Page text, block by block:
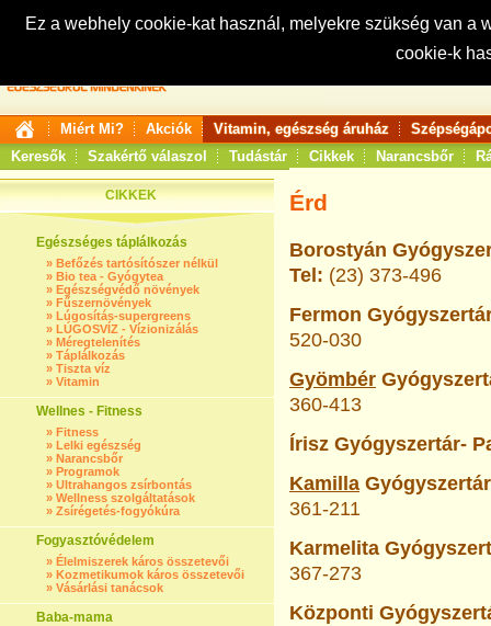
Ez a webhely cookie-kat használ, melyekre szükség van
cookie-k
Keresés:
Miért Mi? Akciók Vitamin, egészség áruház
Keresők
Szakértő válaszol Tudástár Cikkek Narancsbőr
CIKKEK
Egészséges táplálkozás
» Befőzés tartósítószer nélkül
» Bio tea - Gyógytea
» Egészségvédő növények
» Fűszernövények
» Lúgosítás-supergreens
» LÚGOSVÍZ - Vízionizálás
» Méregtelenítés
» Táplálkozás
» Tiszta víz
» Vitamin
Wellnes - Fitness
» Fitness
» Lelki egészség
» Narancsbőr
» Programok
» Ultrahangos zsírbontás
» Wellness szolgáltatások
» Zsírégetés-fogyókúra
Fogyasztóvédelem
» Élelmiszerek káros összetevői
» Kozmetikumok káros összetevői
» Vásárlási tanácsok
Baba-mama
Érd
Borostyán
Tel: (23) 373-496
Fermon
520-030
Gyömbér
360-413
Írisz Gyógyszertár-
Kamilla
361-211
Karmelita
367-273
Központi